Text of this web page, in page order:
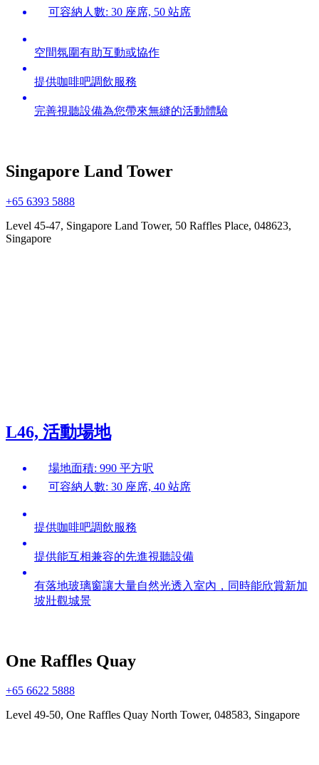
可容納人數: 30 座席, 50 站席
空間氛圍有助互動或協作
提供咖啡吧調飲服務
完善視聽設備為您帶來無縫的活動體驗
Singapore Land Tower
+65 6393 5888
Level 45-47, Singapore Land Tower, 50 Raffles Place, 048623,
Singapore
L46, 活動場地
場地面積: 990 平方呎
可容納人數: 30 座席, 40 站席
提供咖啡吧調飲服務
提供能互相兼容的先進視聽設備
有落地玻璃窗讓大量自然光透入室內，同時能欣賞新加
坡壯觀城景
One Raffles Quay
+65 6622 5888
Level 49-50, One Raffles Quay North Tower, 048583, Singapore